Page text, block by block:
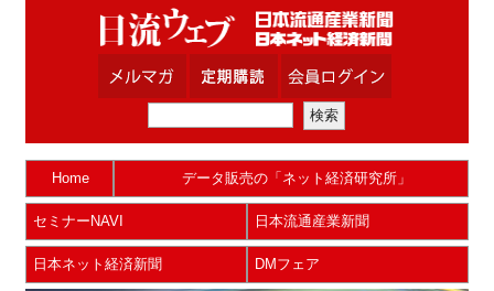
Home データ販売の「ネット経済研究所」
セミナーNAVI 日本流通産業新聞
日本ネット経済新聞 DMフェア